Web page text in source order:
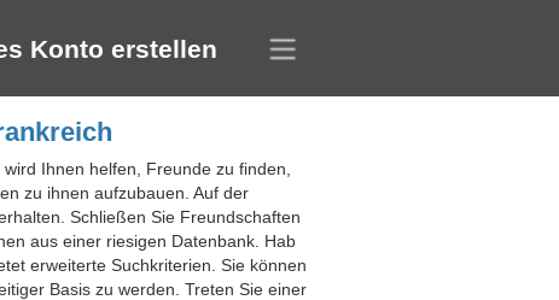
Konto erstellen
Ihnen helfen, Freunde zu finden,
zu ihnen aufzubauen. Auf der
Schließen Sie Freundschaften
aus einer riesigen Datenbank. Hab
erweiterte Suchkriterien. Sie können
Basis zu werden. Treten Sie einer